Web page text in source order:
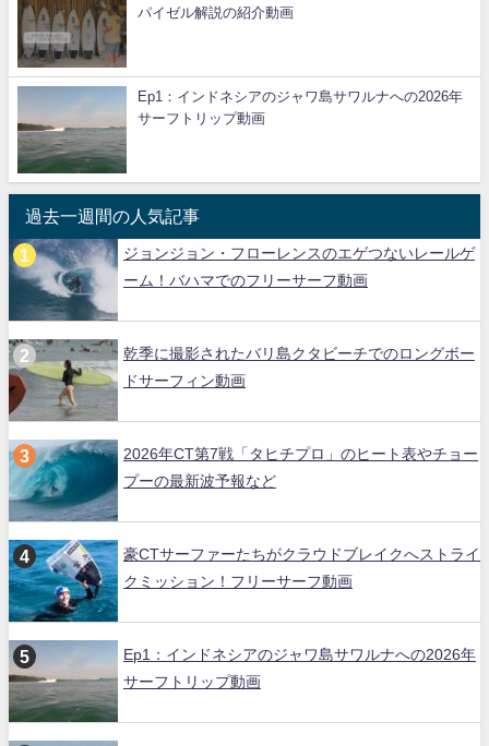
パイゼル解説の紹介動画
Ep1：インドネシアのジャワ島サワルナへの2026年
サーフトリップ動画
過去一週間の人気記事
ジョンジョン・フローレンスのエゲつないレールゲ
ーム！バハマでのフリーサーフ動画
乾季に撮影されたバリ島クタビーチでのロングボー
ドサーフィン動画
2026年CT第7戦「タヒチプロ」のヒート表やチョー
プーの最新波予報など
豪CTサーファーたちがクラウドブレイクへストライ
クミッション！フリーサーフ動画
Ep1：インドネシアのジャワ島サワルナへの2026年
サーフトリップ動画